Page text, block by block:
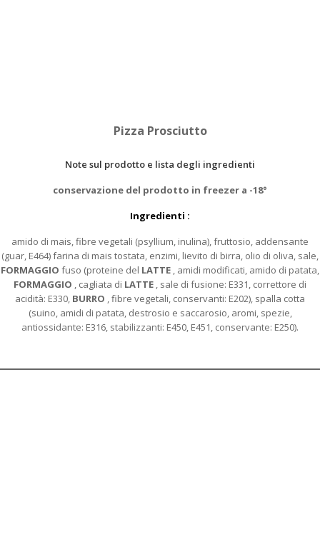
Pizza Prosciutto
Note sul prodotto e lista degli ingredienti
conservazione del prodotto in freezer a -18°
Ingredienti :
amido di mais, fibre vegetali (psyllium, inulina), fruttosio, addensante
(guar, E464) farina di mais tostata, enzimi, lievito di birra, olio di oliva, sale,
FORMAGGIO fuso (proteine del LATTE , amidi modificati, amido di patata,
FORMAGGIO , cagliata di LATTE , sale di fusione: E331, correttore di
acidità: E330, BURRO , fibre vegetali, conservanti: E202), spalla cotta
(suino, amidi di patata, destrosio e saccarosio, aromi, spezie,
antiossidante: E316, stabilizzanti: E450, E451, conservante: E250).